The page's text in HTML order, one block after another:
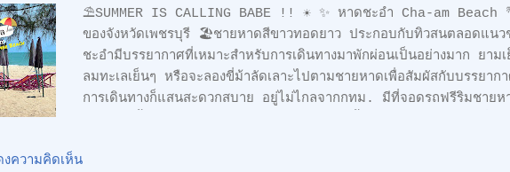
⛱SUMMER IS CALLING BABE !! ☀️ ✨ หาดชะอำ Cha-am
ของจังหวัดเพชรบุรี 🏖ชายหาดสีขาวทอดยาว ประกอบกับทิวสนตลอดแน
ชะอำมีบรรยากาศที่เหมาะสำหรับการเดินทางมาพักผ่อนเป็นอย่างมาก ยาม
ลมทะเลเย็นๆ หรือจะลองขี่ม้าลัดเลาะไปตามชายหาดเพื่อสัมผัสกับบรรยา
การเดินทางก็แสนสะดวกสบาย อยู่ไม่ไกลจากกทม. มีที่จอดรถฟรีริมชาย
อร่อยถูกปากอีกด้วย อีกทั้งยังมีอาหารทะเลสดใหม่ให้ได้ลิ้มลอง 🦀🐙 รวม
งความคิดเห็น